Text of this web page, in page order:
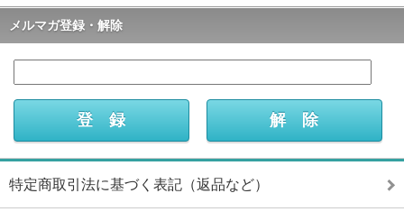
メルマガ登録・解除
特定商取引法に基づく表記（返品など）